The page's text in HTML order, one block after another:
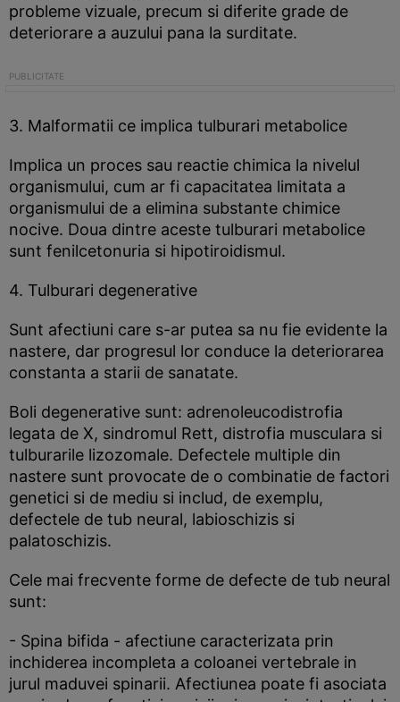
probleme vizuale, precum si diferite grade de
deteriorare a auzului pana la surditate.
3. Malformatii ce implica tulburari metabolice
Implica un proces sau reactie chimica la nivelul
organismului, cum ar fi capacitatea limitata a
organismului de a elimina substante chimice
nocive. Doua dintre aceste tulburari metabolice
sunt fenilcetonuria si hipotiroidismul.
4. Tulburari degenerative
Sunt afectiuni care s-ar putea sa nu fie evidente la
nastere, dar progresul lor conduce la deteriorarea
constanta a starii de sanatate.
Boli degenerative sunt: adrenoleucodistrofia
legata de X, sindromul Rett, distrofia musculara si
tulburarile lizozomale. Defectele multiple din
nastere sunt provocate de o combinatie de factori
genetici si de mediu si includ, de exemplu,
defectele de tub neural, labioschizis si
palatoschizis.
Cele mai frecvente forme de defecte de tub neural
sunt:
- Spina bifida - afectiune caracterizata prin
inchiderea incompleta a coloanei vertebrale in
jurul maduvei spinarii. Afectiunea poate fi asociata